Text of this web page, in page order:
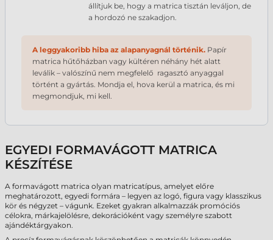
állítjuk be, hogy a matrica tisztán leváljon, de
a hordozó ne szakadjon.
A leggyakoribb hiba az alapanyagnál történik. Papír
matrica hűtőházban vagy kültéren néhány hét alatt
leválik – valószínű nem megfelelő ragasztó anyaggal
történt a gyártás. Mondja el, hova kerül a matrica, és mi
megmondjuk, mi kell.
EGYEDI FORMAVÁGOTT MATRICA
KÉSZÍTÉSE
A formavágott matrica olyan matricatípus, amelyet előre
meghatározott, egyedi formára – legyen az logó, figura vagy klasszikus
kör és négyzet – vágunk. Ezeket gyakran alkalmazzák promóciós
célokra, márkajelölésre, dekorációként vagy személyre szabott
ajándéktárgyakon.